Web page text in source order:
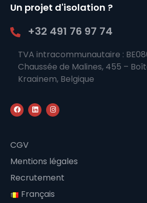
Un projet d'isolation ?
+32 491 76 97 74
TVA intracommunautaire :
Chaussée de Malines, 455 –
Kraainem, Belgique
CGV
Mentions légales
Recrutement
Français